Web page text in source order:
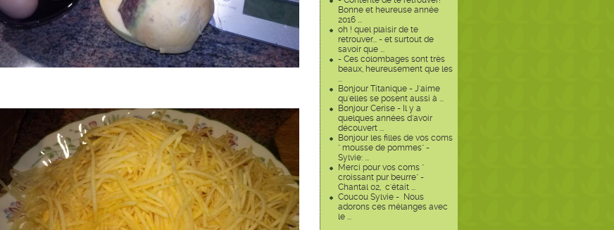
Bonne et heureuse année
2016 ...
oh ! quel plaisir de te
retrouver... - et surtout de
savoir que ...
- Ces colombages sont très
beaux, heureusement que les
...
Bonjour Titanique - J'aime
qu'elles se posent aussi à ...
Bonjour Cerise - Il y a
quelques années d'avoir
découvert ...
Bonjour les filles de vos coms
" mousse de pommes" -
Sylvie: ...
Merci pour vos coms "
croissant pur beurre" -
Chantal 02, c'était ...
Coucou Sylvie - Nous
adorons ces mélanges avec
le ...